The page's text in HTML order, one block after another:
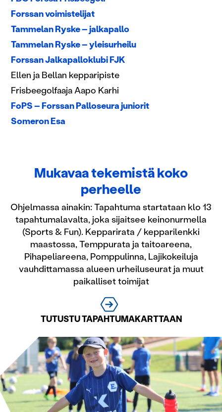
Forssan voimistelijat
Tammelan Ryske – jalkapallo
Tammelan Ryske – yleisurheilu
Forssan Jalkapalloklubi FJK
Ellen ja Bellan kepparipiste
Frisbeegolfaaja Aapo Karhi
FoPS – Forssan Palloseura juniorit
Someron Esa
Mukavaa tekemistä koko
perheelle
Ohjelmassa ainakin: Tapahtuma startataan klo 13
tapahtumalavalta, joka sijaitsee keinonurmella
(Sports & Fun). Kepparirata / kepparilenkki
maastossa, Temppurata ja taitoareena,
Pihapeliareena, Pomppulinna, Lajikokeiluja
vauhdittamassa alueen urheiluseurat ja muut
paikalliset toimijat
TUTUSTU TAPAHTUMAKARTTAAN